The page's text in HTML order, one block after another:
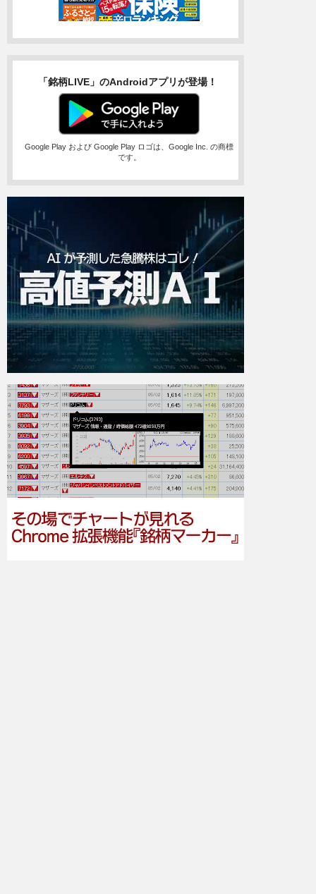
「銘柄LIVE」のAndroidアプリが登場！
Google Play および Google Play ロゴは、Google Inc. の商標
です。